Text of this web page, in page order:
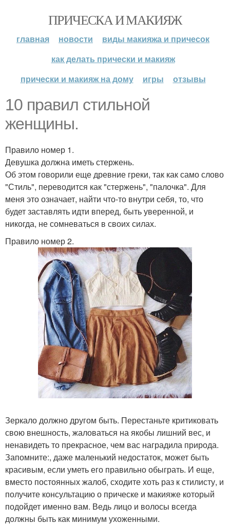
ПРИЧЕСКА И МАКИЯЖ
главная новости
виды макияжа и причесок
как делать прически и макияж
прически и макияж на дому
игры отзывы
10 правил стильной
женщины.
Правило номер 1.
Девушка должна иметь стержень.
Об этом говорили еще древние греки, так как само слово
"Стиль", переводится как "стержень", "палочка". Для
меня это означает, найти что-то внутри себя, то, что
будет заставлять идти вперед, быть уверенной, и
никогда, не сомневаться в своих силах.
Правило номер 2.
Зеркало должно другом быть. Перестаньте критиковать
свою внешность, жаловаться на якобы лишний вес, и
ненавидеть то прекрасное, чем вас наградила природа.
Запомните:, даже маленький недостаток, может быть
красивым, если уметь его правильно обыграть. И еще,
вместо постоянных жалоб, сходите хоть раз к стилисту, и
получите консультацию о прическе и макияже который
подойдет именно вам. Ведь лицо и волосы всегда
должны быть как минимум ухоженными.